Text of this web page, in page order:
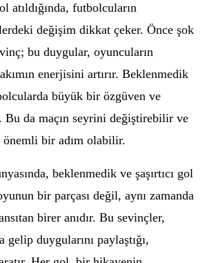
atıldığında, futbolcuların
değişim dikkat çeker. Önce şok
bu duygular, oyuncuların
enerjisini artırır. Beklenmedik
büyük bir özgüven ve
Bu da maçın seyrini değiştirebilir ve
önemli bir adım olabilir.
beklenmedik ve şaşırtıcı gol
bir parçası değil, aynı zamanda
birer anıdır. Bu sevinçler,
gelip duygularını paylaştığı,